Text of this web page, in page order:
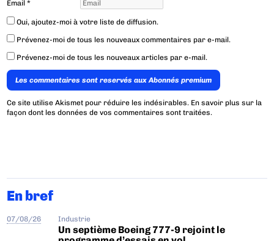
Email*
Oui, ajoutez-moi à votre liste de diffusion.
Prévenez-moi de tous les nouveaux commentaires par e-mail.
Prévenez-moi de tous les nouveaux articles par e-mail.
Les commentaires sont reservés aux Abonnés premium
Ce site utilise Akismet pour réduire les indésirables. En savoir plus sur la
façon dont les données de vos commentaires sont traitées.
En bref
07/08/26 Industrie
Un septième Boeing 777-9 rejoint le